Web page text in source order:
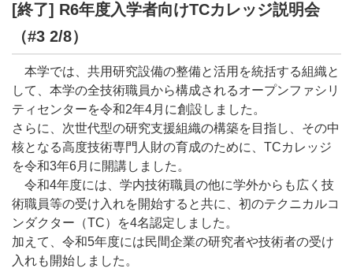
[終了] R6年度入学者向けTCカレッジ説明会
（#3 2/8）
本学では、共用研究設備の整備と活用を統括する組織と
して、本学の全技術職員から構成されるオープンファシリ
ティセンターを令和2年4月に創設しました。
さらに、次世代型の研究支援組織の構築を目指し、その中
核となる高度技術専門人財の育成のために、TCカレッジ
を令和3年6月に開講しました。
令和4年度には、学内技術職員の他に学外からも広く技
術職員等の受け入れを開始すると共に、初のテクニカルコ
ンダクター（TC）を4名認定しました。
加えて、令和5年度には民間企業の研究者や技術者の受け
入れも開始しました。